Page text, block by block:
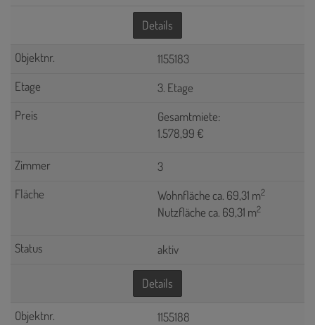
Details
1155183
3. Etage
Gesamtmiete:
1.578,99 €
3
Wohnfläche ca. 69,31 m2
Nutzfläche ca. 69,31 m2
aktiv
Details
1155188